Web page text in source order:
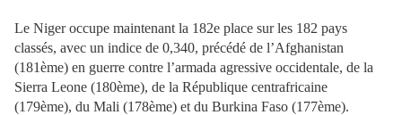
Le Niger occupe maintenant la 182e place sur les 182 pays
classés, avec un indice de 0,340, précédé de l’Afghanistan
(181ème) en guerre contre l’armada agressive occidentale, de la
Sierra Leone (180ème), de la République centrafricaine
(179ème), du Mali (178ème) et du Burkina Faso (177ème).